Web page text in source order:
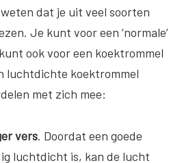
dat je uit veel soorten
Je kunt voor een ‘normale’
ook voor een koektrommel
luchtdichte koektrommel
met zich mee:
vers. Doordat een goede
luchtdicht is, kan de lucht